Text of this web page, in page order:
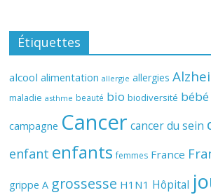
Étiquettes
alcool alimentation allergie allergies
maladie asthme beauté bio biodiversité
campagne Cancer cancer du sein
enfant enfants femmes France
grippe A grossesse H1N1 Hôpital